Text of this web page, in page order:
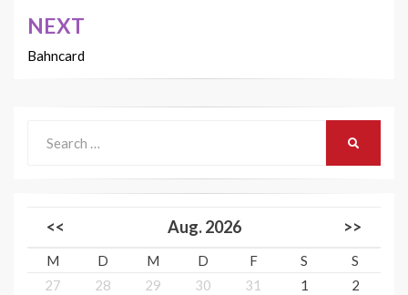
NEXT
Bahncard
for:
<< Aug. 2026 >>
M D M D F S
S
27
28 29 30 31 1
2